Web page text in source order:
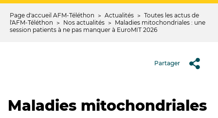
Fil
d'Ariane
Page d'accueil AFM-Téléthon Actualités
Toutes les actus de
l'AFM-Téléthon
Nos actualités
Maladies mitochondriales : une
session patients à ne pas manquer à EuroMIT 2026
Partager
Maladies mitochondriales